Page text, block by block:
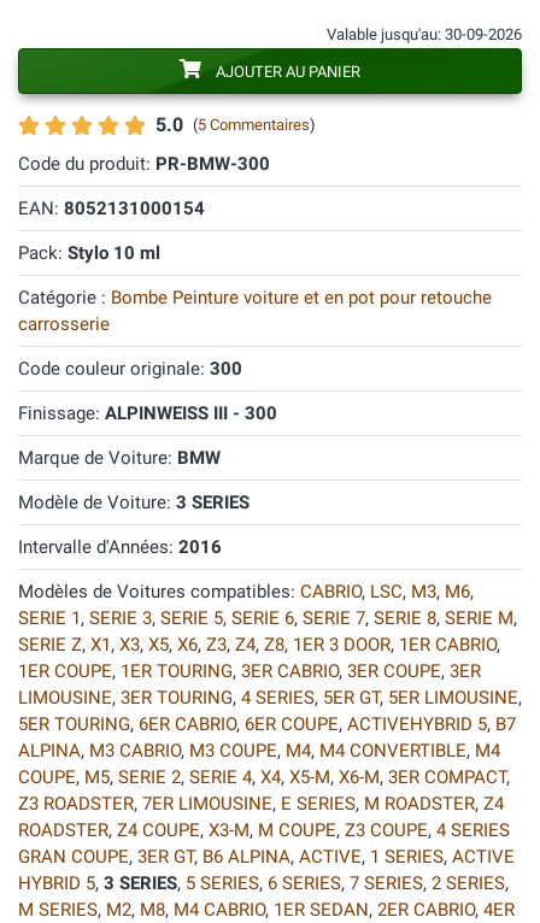
5.0 (5 Commentaires)
Code du produit: PR-BMW-300
EAN: 8052131000154
Pack: Stylo 10 ml
Catégorie : Bombe Peinture voiture et en pot pour retouche
carrosserie
Code couleur originale: 300
Finissage: ALPINWEISS III - 300
Marque de Voiture: BMW
Modèle de Voiture: 3 SERIES
Intervalle d'Années: 2016
Modèles de Voitures compatibles: CABRIO, LSC, M3, M6,
SERIE 1, SERIE 3, SERIE 5, SERIE 6, SERIE 7, SERIE 8, SERIE M,
SERIE Z, X1, X3, X5, X6, Z3, Z4, Z8, 1ER 3 DOOR, 1ER CABRIO,
1ER COUPE, 1ER TOURING, 3ER CABRIO, 3ER COUPE, 3ER
LIMOUSINE, 3ER TOURING, 4 SERIES, 5ER GT, 5ER LIMOUSINE,
5ER TOURING, 6ER CABRIO, 6ER COUPE, ACTIVEHYBRID 5, B7
ALPINA, M3 CABRIO, M3 COUPE, M4, M4 CONVERTIBLE, M4
COUPE, M5, SERIE 2, SERIE 4, X4, X5-M, X6-M, 3ER COMPACT,
Z3 ROADSTER, 7ER LIMOUSINE, E SERIES, M ROADSTER, Z4
ROADSTER, Z4 COUPE, X3-M, M COUPE, Z3 COUPE, 4 SERIES
GRAN COUPE, 3ER GT, B6 ALPINA, ACTIVE, 1 SERIES, ACTIVE
HYBRID 5, 3 SERIES, 5 SERIES, 6 SERIES, 7 SERIES, 2 SERIES,
M SERIES, M2, M8, M4 CABRIO, 1ER SEDAN, 2ER CABRIO, 4ER
Valable jusqu'au: 30-09-2026
AJOUTER AU PANIER